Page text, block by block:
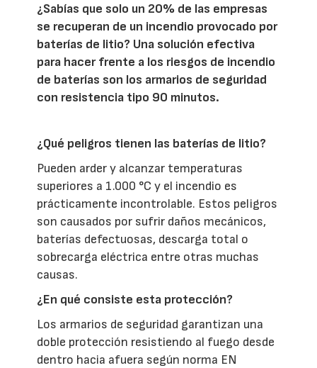
¿Sabías que solo un 20% de las empresas
se recuperan de un incendio provocado por
baterías de litio? Una solución efectiva
para hacer frente a los riesgos de incendio
de baterías son los armarios de seguridad
con resistencia tipo 90 minutos.
¿Qué peligros tienen las baterías de litio?
Pueden arder y alcanzar temperaturas
superiores a 1.000 °C y el incendio es
prácticamente incontrolable. Estos peligros
son causados por sufrir daños mecánicos,
baterías defectuosas, descarga total o
sobrecarga eléctrica entre otras muchas
causas.
¿En qué consiste esta protección?
Los armarios de seguridad garantizan una
doble protección resistiendo al fuego desde
dentro hacia afuera según norma EN